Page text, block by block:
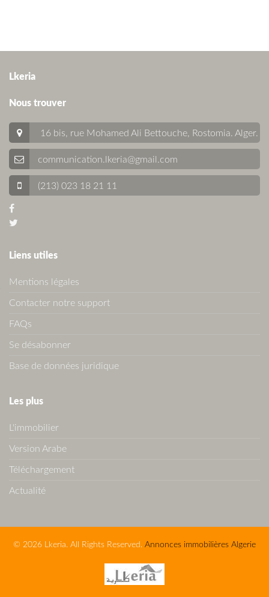
Lkeria
Nous trouver
16 bis, rue Mohamed Ali Bettouche, Rostomia. Alger.
communication.lkeria@gmail.com
(213) 023 18 21 11
Liens utiles
Mentions légales
Contacter notre support
FAQs
Se désabonner
Base de données juridique
Les plus
L'immobilier
Version Arabe
Téléchargement
Actualité
© 2026 Lkeria. All Rights Reserved. Annonces immobilières Algerie